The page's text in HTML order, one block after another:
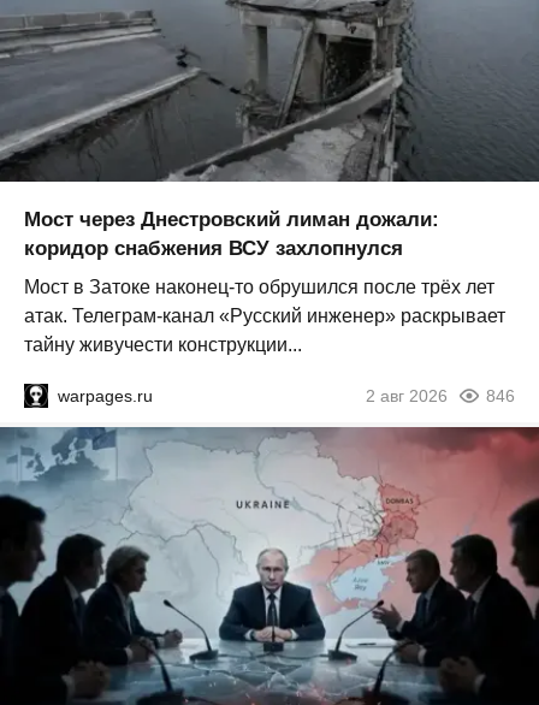
Мост через Днестровский лиман дожали:
коридор снабжения ВСУ захлопнулся
Мост в Затоке наконец-то обрушился после трёх лет
атак. Телеграм-канал «Русский инженер» раскрывает
тайну живучести конструкции...
warpages.ru 2 авг 2026 846